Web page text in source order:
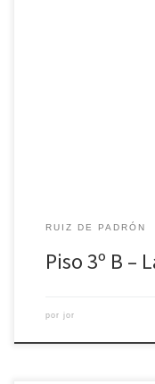
RUIZ DE PADRÓN
Piso 3º B –
por jor